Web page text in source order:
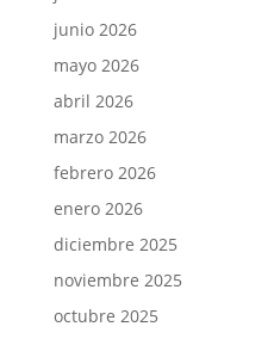
junio 2026
mayo 2026
abril 2026
marzo 2026
febrero 2026
enero 2026
diciembre 2025
noviembre 2025
octubre 2025